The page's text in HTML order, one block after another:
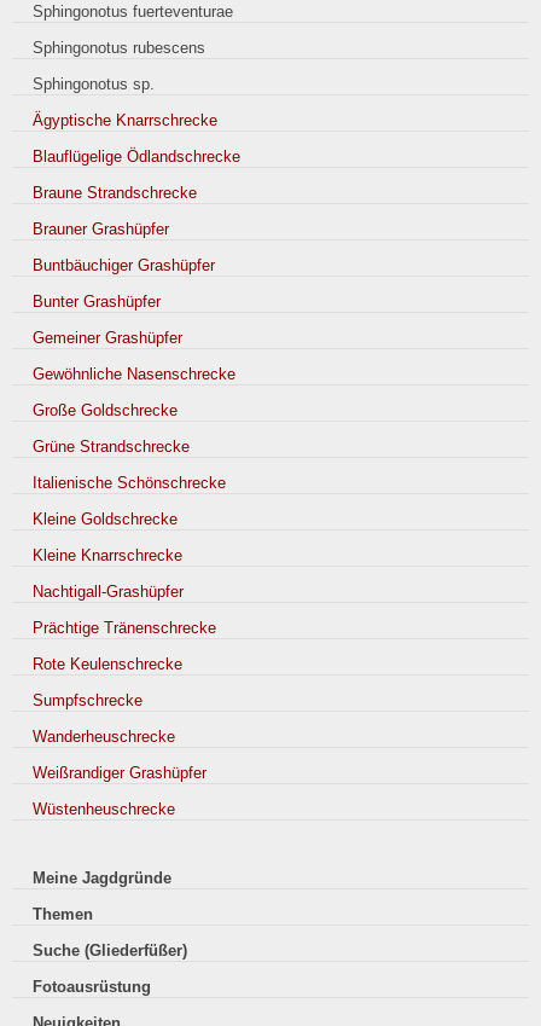
Sphingonotus fuerteventurae
Sphingonotus rubescens
Sphingonotus sp.
Ägyptische Knarrschrecke
Blauflügelige Ödlandschrecke
Braune Strandschrecke
Brauner Grashüpfer
Buntbäuchiger Grashüpfer
Bunter Grashüpfer
Gemeiner Grashüpfer
Gewöhnliche Nasenschrecke
Große Goldschrecke
Grüne Strandschrecke
Italienische Schönschrecke
Kleine Goldschrecke
Kleine Knarrschrecke
Nachtigall-Grashüpfer
Prächtige Tränenschrecke
Rote Keulenschrecke
Sumpfschrecke
Wanderheuschrecke
Weißrandiger Grashüpfer
Wüstenheuschrecke
Meine Jagdgründe
Themen
Suche (Gliederfüßer)
Fotoausrüstung